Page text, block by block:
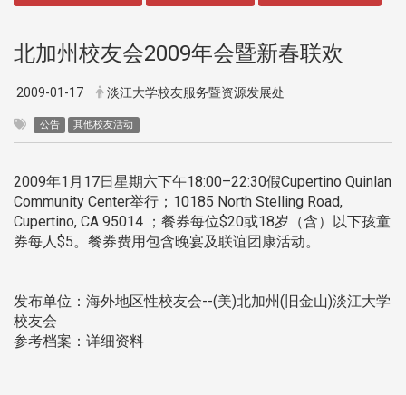
北加州校友会2009年会暨新春联欢
2009-01-17 淡江大学校友服务暨资源发展处
公告 其他校友活动
2009年1月17日星期六下午18:00–22:30假Cupertino Quinlan
Community Center举行；10185 North Stelling Road,
Cupertino, CA 95014 ；餐券每位$20或18岁（含）以下孩童
券每人$5。餐券费用包含晚宴及联谊团康活动。
发布单位：海外地区性校友会--(美)北加州(旧金山)淡江大学
校友会
参考档案：详细资料